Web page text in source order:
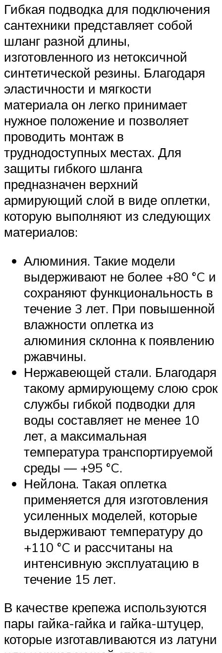
Гибкая подводка для подключения
сантехники представляет собой
шланг разной длины,
изготовленного из нетоксичной
синтетической резины. Благодаря
эластичности и мягкости
материала он легко принимает
нужное положение и позволяет
проводить монтаж в
труднодоступных местах. Для
защиты гибкого шланга
предназначен верхний
армирующий слой в виде оплетки,
которую выполняют из следующих
материалов:
Алюминия. Такие модели
выдерживают не более +80 °C и
сохраняют функциональность в
течение 3 лет. При повышенной
влажности оплетка из
алюминия склонна к появлению
ржавчины.
Нержавеющей стали. Благодаря
такому армирующему слою срок
службы гибкой подводки для
воды составляет не менее 10
лет, а максимальная
температура транспортируемой
среды — +95 °C.
Нейлона. Такая оплетка
применяется для изготовления
усиленных моделей, которые
выдерживают температуру до
+110 °C и рассчитаны на
интенсивную эксплуатацию в
течение 15 лет.
В качестве крепежа используются
пары гайка-гайка и гайка-штуцер,
которые изготавливаются из латуни